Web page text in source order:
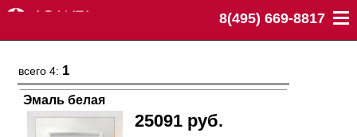
8(495) 669-8817
всего 4: 1
Эмаль белая
25091 руб.